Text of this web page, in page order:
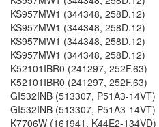
KS957MW1 (344348, 258D.12)
KS957MW1 (344348, 258D.12)
KS957MW1 (344348, 258D.12)
KS957MW1 (344348, 258D.12)
K52101IBR0 (241297, 252F.63)
K52101IBR0 (241297, 252F.63)
GI532INB (513307, P51A3-14VT)
GI532INB (513307, P51A3-14VT)
K7706W (161941, K44E2-134VD)